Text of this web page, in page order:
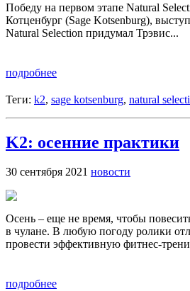
Победу на первом этапе Natural
Котценбург (Sage Kotsenburg),
Natural Selection придумал Трэвис...
подробнее
Теги: k2, sage kotsenburg, natural
K2: осенние практики
30 сентября 2021 новости
Осень – еще не время, чтобы
в чулане. В любую погоду ролики
провести эффективную фитнес-
подробнее